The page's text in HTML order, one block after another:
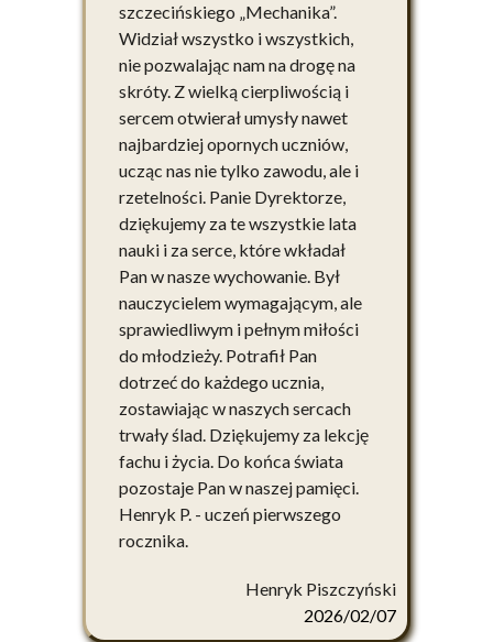
szczecińskiego „Mechanika”.
Widział wszystko i wszystkich,
nie pozwalając nam na drogę na
skróty. Z wielką cierpliwością i
sercem otwierał umysły nawet
najbardziej opornych uczniów,
ucząc nas nie tylko zawodu, ale i
rzetelności. Panie Dyrektorze,
dziękujemy za te wszystkie lata
nauki i za serce, które wkładał
Pan w nasze wychowanie. Był
nauczycielem wymagającym, ale
sprawiedliwym i pełnym miłości
do młodzieży. Potrafił Pan
dotrzeć do każdego ucznia,
zostawiając w naszych sercach
trwały ślad. Dziękujemy za lekcję
fachu i życia. Do końca świata
pozostaje Pan w naszej pamięci.
Henryk P. - uczeń pierwszego
rocznika.
Henryk Piszczyński
2026/02/07